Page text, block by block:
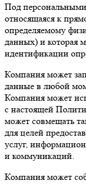
Под
относящаяся к
определяемому
данных) и которая
идентификации
Компания может
данные в любой
Компания может
с настоящей
может совмещать
для целей
услуг,
и коммуникаций.
Компания может